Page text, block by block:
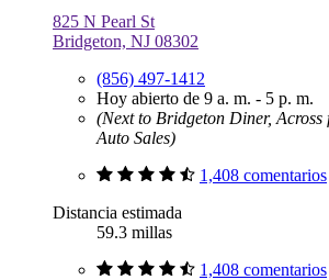
825 N Pearl St
Bridgeton, NJ 08302
(856) 497-1412
Hoy abierto de 9 a. m. - 5 p. m.
(Next to Bridgeton Diner, Across
Auto Sales)
1,408 comentarios
Distancia estimada
59.3 millas
1,408 comentarios